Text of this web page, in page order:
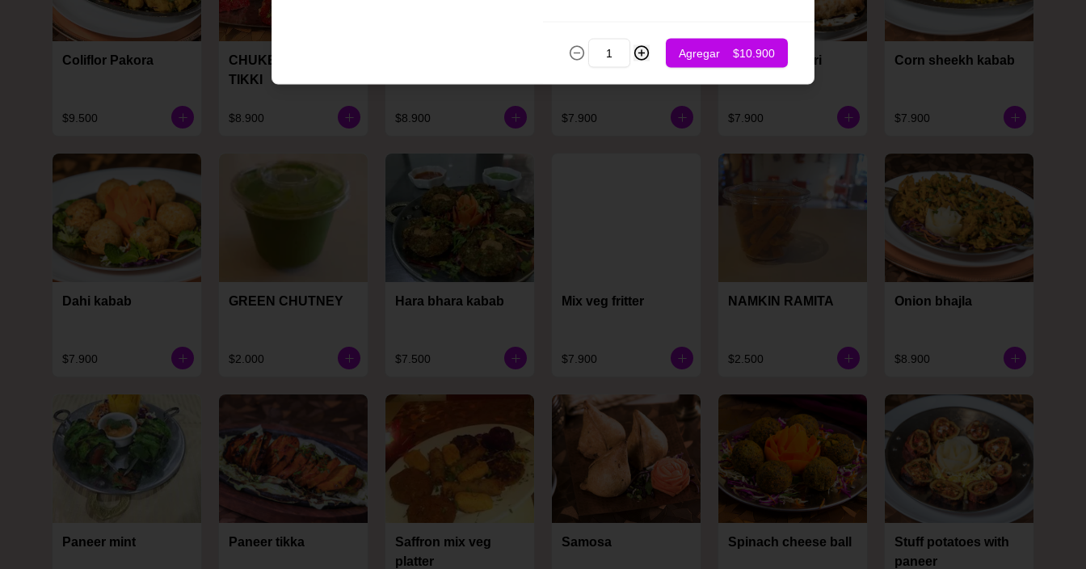
Coliflor Pakora
$9.500
CHUKENDER KI
TIKKI
$8.900 $8.900
Cheese chile kabab
$7.900
Cheese kurkuri
$7.900
Corn sheekh kabab
$7.900
Dahi kabab
$7.900
GREEN CHUTNEY
$2.000
Hara bhara kabab
$7.500
Mix veg fritter
$7.900
NAMKIN RAMITA
$2.500
Onion bhajla
$8.900
Paneer mint Paneer tikka
Saffron mix veg
platter
Samosa Spinach cheese ball
Stuff potatoes with
paneer
Agregar $10.900